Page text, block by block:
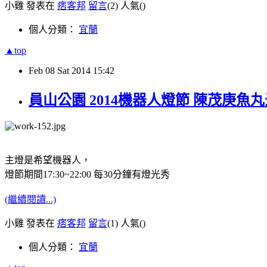
小雞 發表在 痞客邦 留言(2) 人氣()
個人分類： 宜蘭
▲top
Feb 08 Sat 2014 15:42
員山公園 2014機器人燈節 陳茂庚魚
主燈是希望機器人，
燈節期間17:30~22:00 每30分鐘有燈光秀
(繼續閱讀...)
小雞 發表在 痞客邦 留言(1) 人氣()
個人分類： 宜蘭